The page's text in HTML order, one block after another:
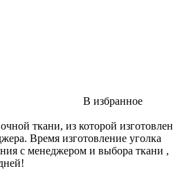
В избранное
ткани, из которой изготовлен
Время изготовление уголка
с менеджером и выбора ткани ,